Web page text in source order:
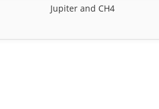
Jupiter and CH4